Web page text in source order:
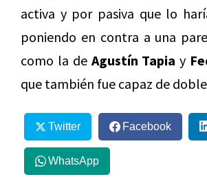
activa y por pasiva que lo
poniendo en contra a una
como la de Agustín Tapia y
que también fue capaz de
Twitter Facebook
WhatsApp